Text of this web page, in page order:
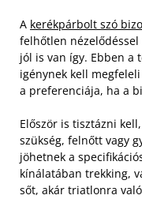
A kerékpárbolt szó
felhőtlen nézelődéssel
jól is van így. Ebben a
igénynek kell
a preferenciája, ha a
Először is tisztázni
szükség, felnőtt vagy
jöhetnek a
kínálatában trekking,
sőt, akár triatlonra